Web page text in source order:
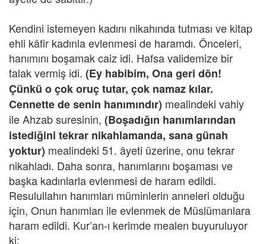
Kendini istemeyen kadını nikahında tutması ve kitap
ehli kâfir kadınla evlenmesi de haramdı. Önceleri,
hanımını boşamak caiz idi. Hafsa validemize bir
talak vermiş idi. (Ey habibim, Ona geri dön!
Çünkü o çok oruç tutar, çok namaz kılar.
Cennette de senin hanımındır) mealindeki vahiy
ile Ahzab suresinin, (Boşadığın hanımlarından
istediğini tekrar nikahlamanda, sana günah
yoktur) mealindeki 51. âyeti üzerine, onu tekrar
nikahladı. Daha sonra, hanımlarını boşaması ve
başka kadınlarla evlenmesi de haram edildi.
Resulullahın hanımları müminlerin anneleri olduğu
için, Onun hanımları ile evlenmek de Müslümanlara
haram edildi. Kur’an-ı kerimde mealen buyuruluyor
ki: